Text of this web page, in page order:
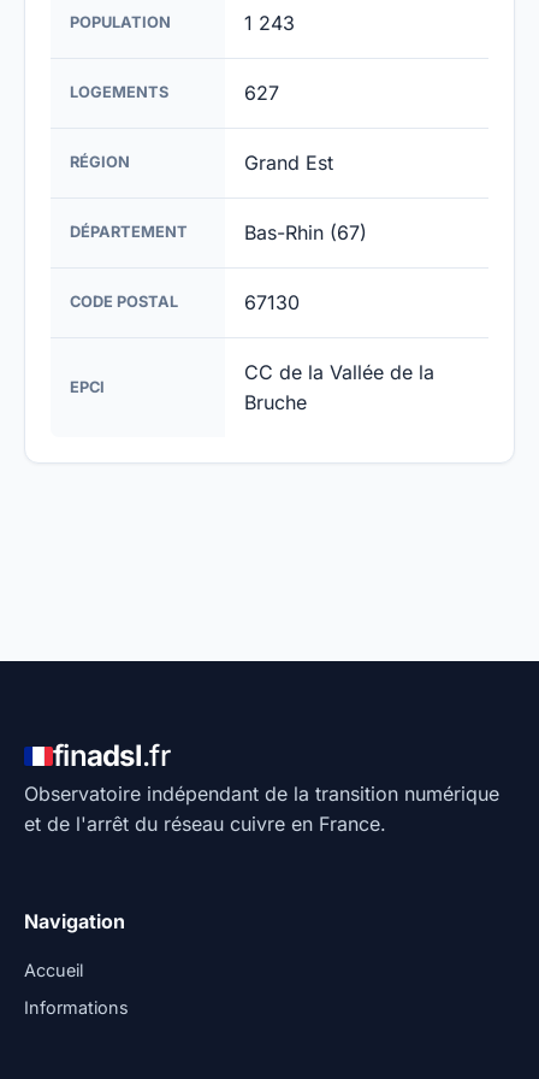
POPULATION 1 243
LOGEMENTS 627
RÉGION Grand Est
DÉPARTEMENT Bas-Rhin (67)
CODE POSTAL 67130
EPCI
CC de la Vallée de la
Bruche
finadsl.fr
Observatoire indépendant de la transition numérique
et de l'arrêt du réseau cuivre en France.
Navigation
Accueil
Informations